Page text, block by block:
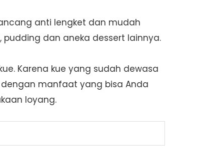
anti lengket dan mudah
pudding dan aneka dessert lainnya.
Karena kue yang sudah dewasa
manfaat yang bisa Anda
loyang.